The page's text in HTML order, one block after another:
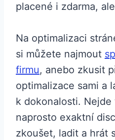
placené i zdarma,
Na optimalizaci
si můžete najmout
firmu, anebo zkusit
optimalizace sami a
k dokonalosti.
naprosto exaktní
zkoušet, ladit a hrát